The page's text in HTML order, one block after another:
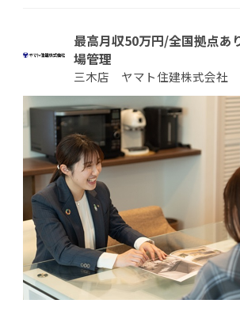
最高月収50万円/全国拠点あ
場管理
三木店 ヤマト住建株式会社